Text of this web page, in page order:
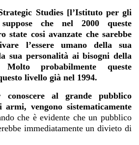
Studies [l’Istituto per gli
che nel 2000 queste
state cosi avanzate che sarebbe
l’essere umano della sua
sua personalità ai bisogni della
probabilmente queste
livello già nel 1994.
al grande pubblico
armi, vengono sistematicamente
che è evidente che un pubblico
immediatamente un divieto di